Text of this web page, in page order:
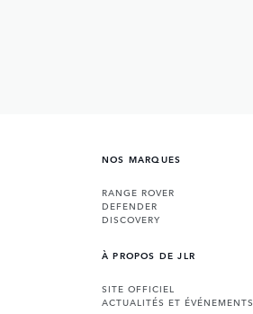
NOS MARQUES
RANGE ROVER
DEFENDER
DISCOVERY
À PROPOS DE JLR
SITE OFFICIEL
ACTUALITÉS ET ÉVÉNEMENTS